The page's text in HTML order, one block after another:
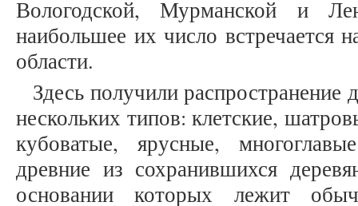
Вологодской, Мурманской и
наибольшее их число встречается
области.
Здесь получили распространение
нескольких типов: клетские,
кубоватые, ярусные,
древние из сохранившихся
основании которых лежит